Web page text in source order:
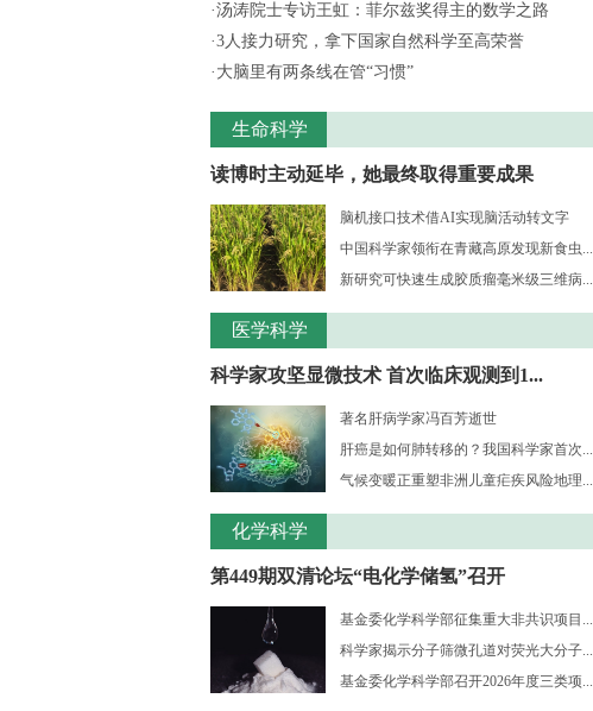
·汤涛院士专访王虹：菲尔兹奖得主的数学之路
·3人接力研究，拿下国家自然科学至高荣誉
· 大脑里有两条线在管“习惯”
生命科学
读博时主动延毕，她最终取得重要成果
脑机接口技术借AI实现脑活动转文字
中国科学家领衔在青藏高原发现新食虫...
新研究可快速生成胶质瘤毫米级三维病...
医学科学
科学家攻坚显微技术 首次临床观测到1...
著名肝病学家冯百芳逝世
肝癌是如何肺转移的？我国科学家首次...
气候变暖正重塑非洲儿童疟疾风险地理...
化学科学
第449期双清论坛“电化学储氢”召开
基金委化学科学部征集重大非共识项目...
科学家揭示分子筛微孔道对荧光大分子...
基金委化学科学部召开2026年度三类项...